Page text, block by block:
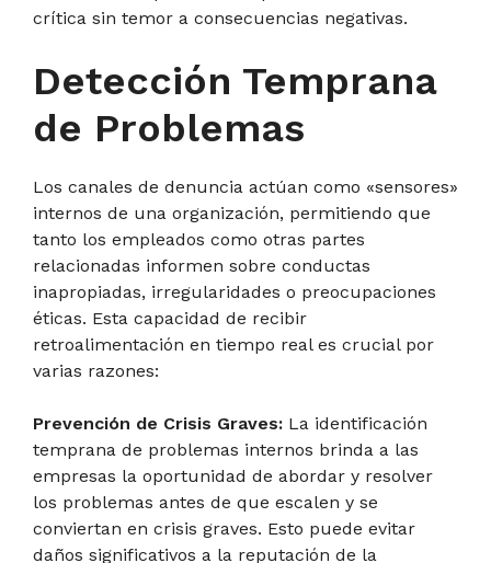
crítica sin temor a consecuencias negativas.
Detección Temprana
de Problemas
Los canales de denuncia actúan como «sensores»
internos de una organización, permitiendo que
tanto los empleados como otras partes
relacionadas informen sobre conductas
inapropiadas, irregularidades o preocupaciones
éticas. Esta capacidad de recibir
retroalimentación en tiempo real es crucial por
varias razones:
Prevención de Crisis Graves: La identificación
temprana de problemas internos brinda a las
empresas la oportunidad de abordar y resolver
los problemas antes de que escalen y se
conviertan en crisis graves. Esto puede evitar
daños significativos a la reputación de la